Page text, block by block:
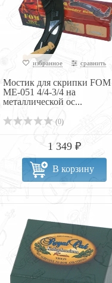
избранное сравнить
Мостик для скрипки FOM
ME-051 4/4-3/4 на
металлической ос...
(0)
1 349 ₽
В корзину